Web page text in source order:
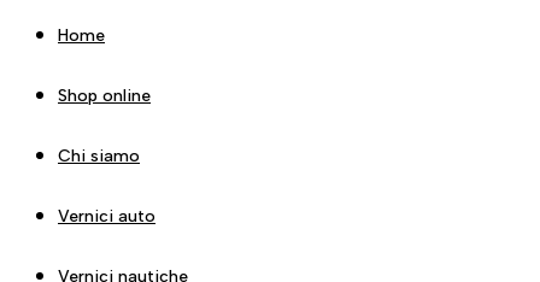
Home
Shop online
Chi siamo
Vernici auto
Vernici nautiche